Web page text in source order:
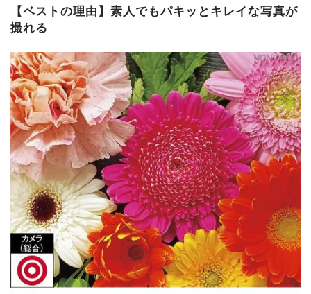
【ベストの理由】素人でもパキッとキレイな写真が
撮れる